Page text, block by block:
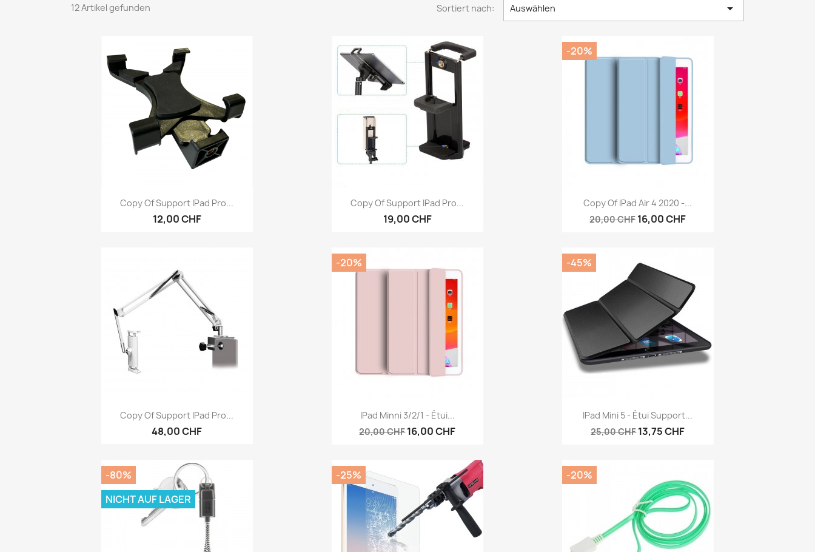
12 Artikel gefunden Sortiert nach: Auswählen 
Vorschau
Copy Of Support IPad Pro...
12,00 CHF
Vorschau
Copy Of Support IPad Pro...
19,00 CHF
Vorschau
Copy Of IPad Air 4 2020 -...
20,00 CHF16,00 CHF
-20%
Vorschau
Copy Of Support IPad Pro...
48,00 CHF
Vorschau
IPad Minni 3/2/1 - Étui...
20,00 CHF16,00 CHF
-20%
Vorschau
IPad Mini 5 - Étui Support...
25,00 CHF13,75 CHF
-45%
-80%
NICHT AUF LAGER
-25% -20%